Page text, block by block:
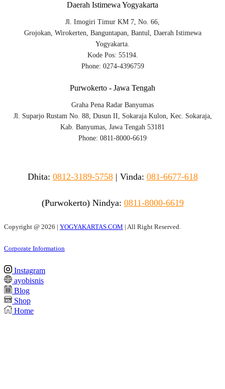
Daerah Istimewa Yogyakarta
Jl. Imogiri Timur KM 7, No. 66,
Grojokan, Wirokerten, Banguntapan, Bantul, Daerah Istimewa
Yogyakarta.
Kode Pos: 55194.
Phone: 0274-4396759
Purwokerto - Jawa Tengah
Graha Pena Radar Banyumas
Jl. Suparjo Rustam No. 88, Dusun II, Sokaraja Kulon, Kec. Sokaraja,
Kab. Banyumas, Jawa Tengah 53181
Phone: 0811-8000-6619
Dhita: 0812-3189-5758| Vinda: 081-6677-618
(Purwokerto) Nindya: 0811-8000-6619
Copyright @ 2026 | YOGYAKARTAS.COM | All Right Reserved.
Corporate Information
Instagram
ayobisnis
Blog
Shop
Home